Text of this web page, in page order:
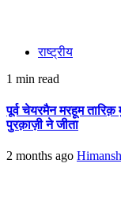
राष्ट्रीय
1 min read
पूर्व चेयरमैन मरहूम
पुरक़ाज़ी ने जीता
2 months ago